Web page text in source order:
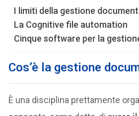
I limiti della gestione
La Cognitive file automation
Cinque software per la
Cos’è la gestione
È una disciplina prettamente